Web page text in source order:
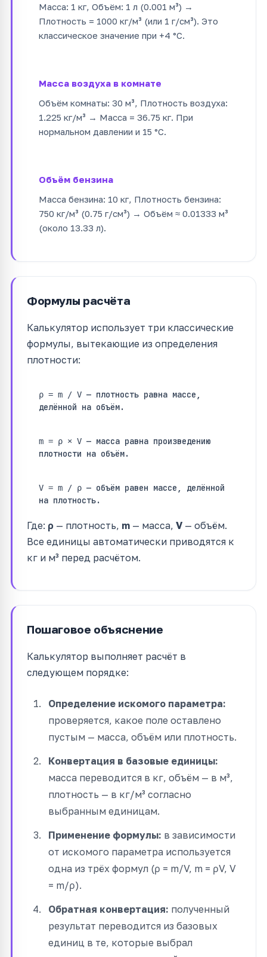
Масса: 1 кг, Объём: 1 л (0.001 м³) →
Плотность = 1000 кг/м³ (или 1 г/см³). Это
классическое значение при +4 °C.
Масса воздуха в комнате
Объём комнаты: 30 м³, Плотность воздуха:
1.225 кг/м³ → Масса = 36.75 кг. При
нормальном давлении и 15 °C.
Объём бензина
Масса бензина: 10 кг, Плотность бензина:
750 кг/м³ (0.75 г/см³) → Объём ≈ 0.01333 м³
(около 13.33 л).
Формулы расчёта
Калькулятор использует три классические
формулы, вытекающие из определения
плотности:
ρ = m / V — плотность равна массе,
делённой на объём.
m = ρ × V — масса равна произведению
плотности на объём.
V = m / ρ — объём равен массе, делённой
на плотность.
Где: ρ — плотность, m — масса, V — объём.
Все единицы автоматически приводятся к
кг и м³ перед расчётом.
Пошаговое объяснение
Калькулятор выполняет расчёт в
следующем порядке:
Определение искомого параметра:
проверяется, какое поле оставлено
пустым — масса, объём или плотность.
Конвертация в базовые единицы:
масса переводится в кг, объём — в м³,
плотность — в кг/м³ согласно
выбранным единицам.
Применение формулы: в зависимости
от искомого параметра используется
одна из трёх формул (ρ = m/V, m = ρV, V
= m/ρ).
Обратная конвертация: полученный
результат переводится из базовых
единиц в те, которые выбрал